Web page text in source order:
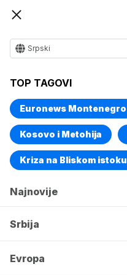
Srpski
TOP TAGOVI
Euronews Montenegro
Kosovo i Metohija
Kriza na Bliskom istoku
Najnovije
Srbija
Evropa
Vise o temi
Suspenzija